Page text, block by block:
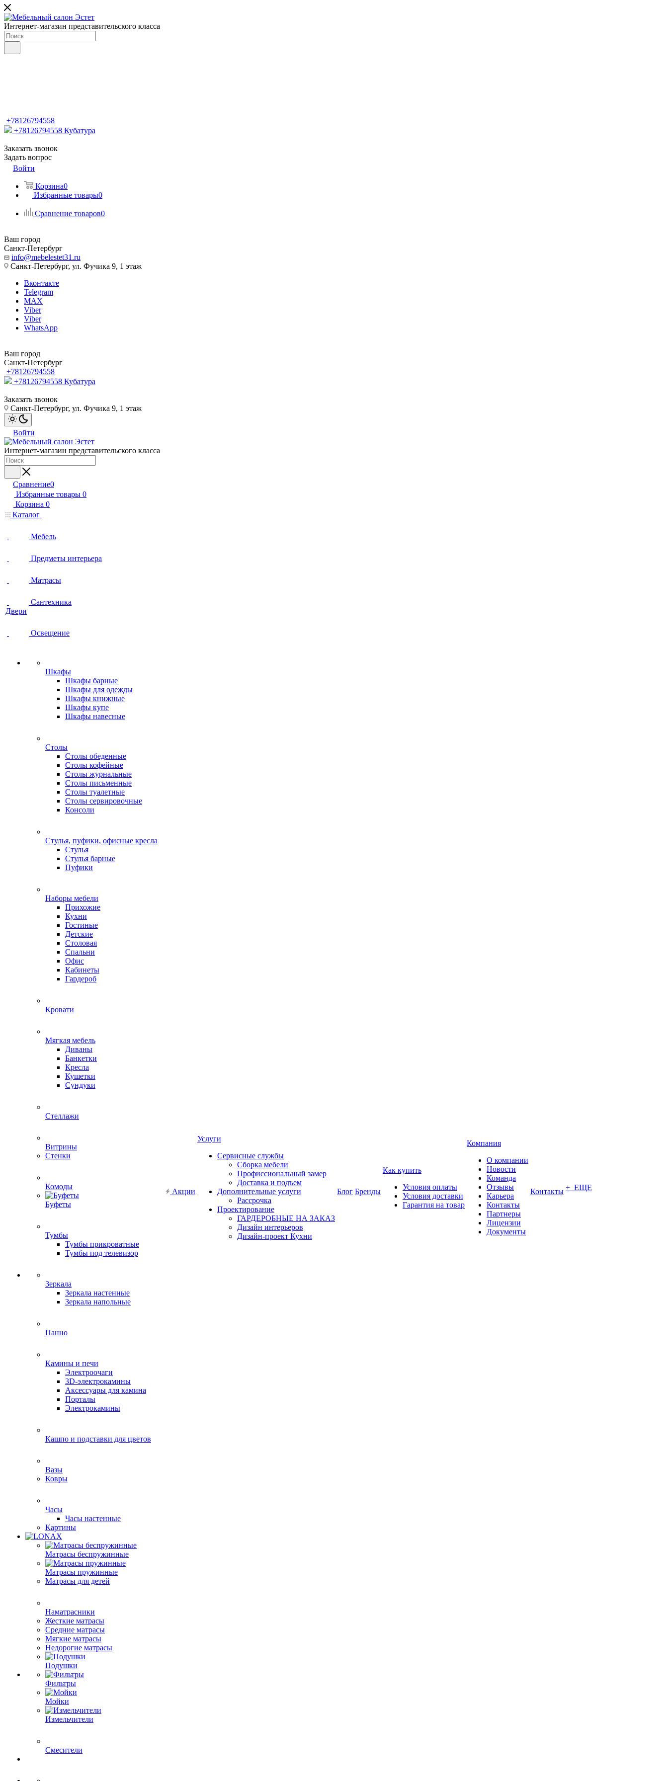
Интернет-магазин представительского класса
+78126794558
+78126794558 Кубатура
Заказать звонок
Задать вопрос
Войти
Корзина0
Избранные товары0
Сравнение товаров0
Ваш город
Санкт-Петербург
info@mebelestet31.ru
Санкт-Петербург, ул. Фучика 9, 1 этаж
Вконтакте
Telegram
MAX
Viber
Viber
WhatsApp
Ваш город
Санкт-Петербург
+78126794558
+78126794558 Кубатура
Заказать звонок
Санкт-Петербург, ул. Фучика 9, 1 этаж
Войти
Интернет-магазин представительского класса
Сравнение0
Избранные товары 0
Корзина 0
Каталог
Мебель
Предметы интерьера
Матрасы
Сантехника
Двери
Освещение
Шкафы
Шкафы барные
Шкафы для одежды
Шкафы книжные
Шкафы купе
Шкафы навесные
Столы
Столы обеденные
Столы кофейные
Столы журнальные
Столы письменные
Столы туалетные
Столы сервировочные
Консоли
Стулья, пуфики, офисные кресла
Стулья
Стулья барные
Пуфики
Наборы мебели
Прихожие
Кухни
Гостиные
Детские
Столовая
Спальни
Офис
Кабинеты
Гардероб
Кровати
Мягкая мебель
Диваны
Банкетки
Кресла
Кушетки
Сундуки
Стеллажи
Витрины
Стенки
Комоды
Буфеты
Тумбы
Тумбы прикроватные
Тумбы под телевизор
Зеркала
Зеркала настенные
Зеркала напольные
Панно
Камины и печи
Электроочаги
3D-электрокамины
Аксессуары для камина
Порталы
Электрокамины
Кашпо и подставки для цветов
Вазы
Ковры
Часы
Часы настенные
Картины
Матрасы беспружинные
Матрасы пружинные
Матрасы для детей
Наматрасники
Жесткие матрасы
Средние матрасы
Мягкие матрасы
Недорогие матрасы
Подушки
Фильтры
Мойки
Измельчители
Смесители
Акции
Услуги
Сервисные службы
Сборка мебели
Профиссиональный замер
Доставка и подъем
Дополнительные услуги
Рассрочка
Проектирование
ГАРДЕРОБНЫЕ НА ЗАКАЗ
Дизайн интерьеров
Дизайн-проект Кухни
Блог Бренды
Как купить
Условия оплаты
Условия доставки
Гарантия на товар
Компания
О компании
Новости
Команда
Отзывы
Карьера
Контакты
Партнеры
Лицензии
Документы
Контакты + ЕЩЕ